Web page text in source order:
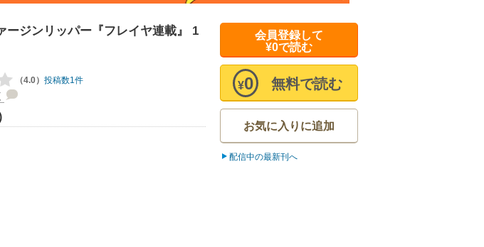
ージンリッパー『フレイヤ連載』 1
（4.0） 投稿数1件
会員登録して
¥0で読む
無料で読む
¥0
お気に入りに追加
配信中の最新刊へ